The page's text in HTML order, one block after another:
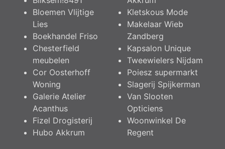
Bloemen Vlijtige
Lies
Boekhandel Friso
Chesterfield
meubelen
Cor Oosterhoff
Woning
Galerie Atelier
Acanthus
Fizel Drogisterij
Hubo Akkrum
Kletskous Mode
Makelaar Wieb
Zandberg
Kapsalon Unique
Tweewielers Nijdam
Poiesz supermarkt
Slagerij Spijkerman
Van Slooten
Opticiens
Woonwinkel De
Regent